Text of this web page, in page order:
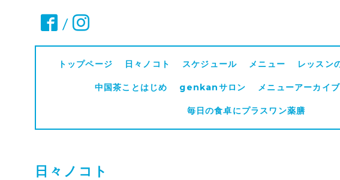
/
トップページ 日々ノコト スケジュール メニュー レッスン
中国茶ことはじめ genkanサロン メニューアーカイブ
毎日の食卓にプラスワン薬膳
日々ノコト